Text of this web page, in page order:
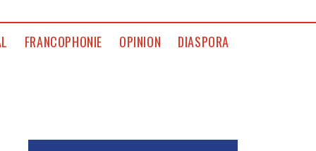
FRANCOPHONIE OPINION DIASPORA